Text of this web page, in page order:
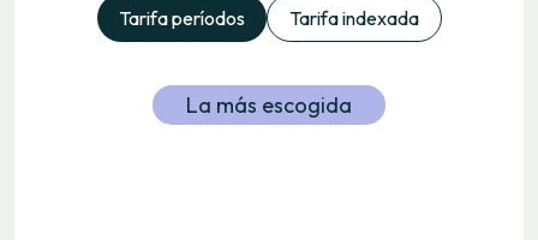
Tarifa períodos Tarifa indexada
La más escogida